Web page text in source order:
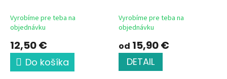
trieda ročníka 2026
Vyrobíme pre teba na
objednávku
12,50 €
Do košíka
2026 titul
Vyrobíme pre teba na
objednávku
od 15,90 €
DETAIL